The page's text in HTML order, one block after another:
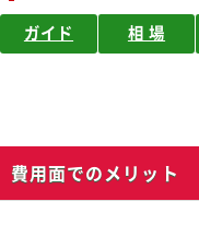
ガイド 相 場
費用面でのメリット